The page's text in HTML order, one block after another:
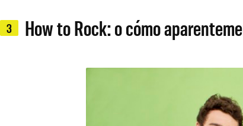
3 How to Rock: o cómo